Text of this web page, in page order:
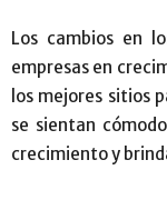
Los cambios en
empresas en
los mejores sitios
se sientan
crecimiento y